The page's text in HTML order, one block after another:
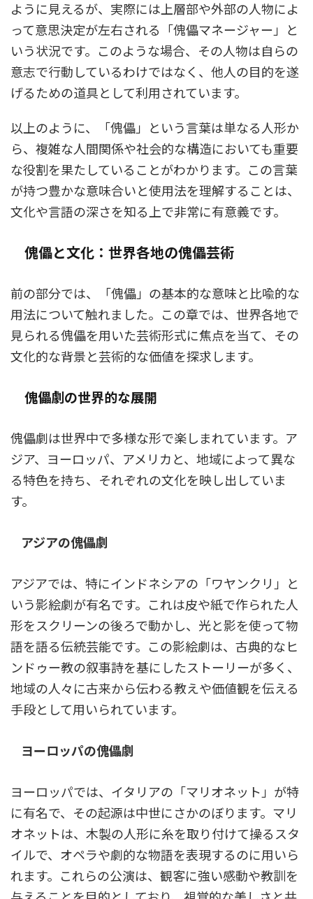
ように見えるが、実際には上層部や外部の人物によ
って意思決定が左右される「傀儡マネージャー」と
いう状況です。このような場合、その人物は自らの
意志で行動しているわけではなく、他人の目的を遂
げるための道具として利用されています。
以上のように、「傀儡」という言葉は単なる人形か
ら、複雑な人間関係や社会的な構造においても重要
な役割を果たしていることがわかります。この言葉
が持つ豊かな意味合いと使用法を理解することは、
文化や言語の深さを知る上で非常に有意義です。
傀儡と文化：世界各地の傀儡芸術
前の部分では、「傀儡」の基本的な意味と比喩的な
用法について触れました。この章では、世界各地で
見られる傀儡を用いた芸術形式に焦点を当て、その
文化的な背景と芸術的な価値を探求します。
傀儡劇の世界的な展開
傀儡劇は世界中で多様な形で楽しまれています。ア
ジア、ヨーロッパ、アメリカと、地域によって異な
る特色を持ち、それぞれの文化を映し出していま
す。
アジアの傀儡劇
アジアでは、特にインドネシアの「ワヤンクリ」と
いう影絵劇が有名です。これは皮や紙で作られた人
形をスクリーンの後ろで動かし、光と影を使って物
語を語る伝統芸能です。この影絵劇は、古典的なヒ
ンドゥー教の叙事詩を基にしたストーリーが多く、
地域の人々に古来から伝わる教えや価値観を伝える
手段として用いられています。
ヨーロッパの傀儡劇
ヨーロッパでは、イタリアの「マリオネット」が特
に有名で、その起源は中世にさかのぼります。マリ
オネットは、木製の人形に糸を取り付けて操るスタ
イルで、オペラや劇的な物語を表現するのに用いら
れます。これらの公演は、観客に強い感動や教訓を